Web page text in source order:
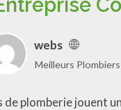
webs
Meilleurs Plombiers
plomberie jouent